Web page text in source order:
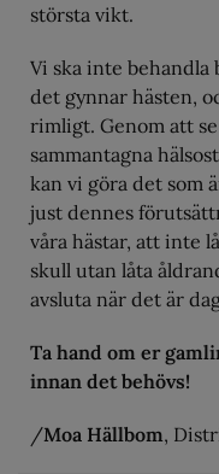
största vikt.
Vi ska inte behandla
det gynnar hästen,
rimligt. Genom att
sammantagna
kan vi göra det som
just dennes
våra hästar, att inte
skull utan låta
avsluta när det är
Ta hand om er
innan det behövs!
/Moa Hällbom,